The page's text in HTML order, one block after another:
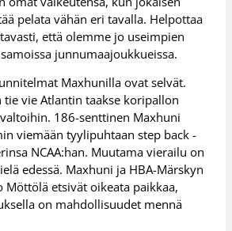
pelata vähän eri tavalla. Helpottaa
että olemme jo useimpien
junnumaajoukkueissa.
Maxhunilla ovat selvät.
tie vie Atlantin taakse koripallon
186-senttinen Maxhuni
viemään tyylipuhtaan step back -
NCAA:han. Muutama vierailu on
edessä. Maxhuni ja HBA-Märskyn
Möttölä etsivät oikeata paikkaa,
on mahdollisuudet mennä